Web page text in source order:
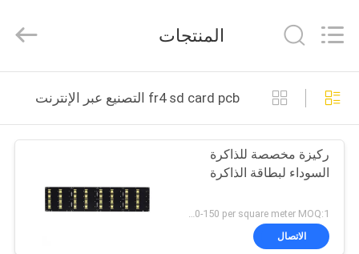
الصفحة
الرئيسية
منتجات
معلومات
Co.,Ltd..
المنتجات
fr4 sd card pcb التصنيع عبر الإنترنت
ركيزة مخصصة للذاكرة
السوداء لبطاقة الذاكرة
US 120-150 per square meter MOQ:1 متر مربع
الاتصال